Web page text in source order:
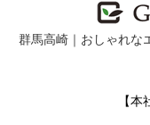
群馬高崎｜おしゃれな
【